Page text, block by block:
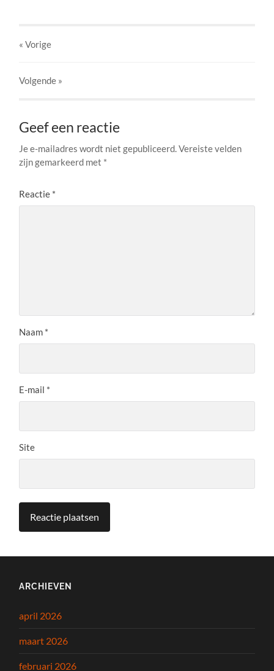
« Vorige
Volgende »
Geef een reactie
Je e-mailadres wordt niet gepubliceerd.Vereiste velden
zijn gemarkeerd met *
Reactie *
Naam *
E-mail *
Site
ARCHIEVEN
april 2026
maart 2026
februari 2026